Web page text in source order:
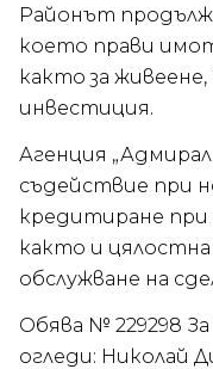
Районът
което прави
както за
инвестиция.
Агенция
съдействие при
кредитиране при
както и
обслужване на
Обява № 229298
огледи: Николай